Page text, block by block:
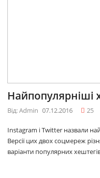
Найпопулярніші
Від: Admin 07.12.2016 25
Instagram і Twitter назвали
Версії цих двох соцмереж
варіанти популярних